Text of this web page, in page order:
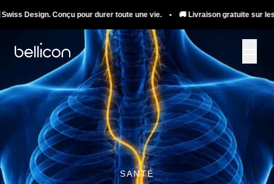
pour durer toute une vie. • 🚚 Livraison gratuite sur les
SANTÉ